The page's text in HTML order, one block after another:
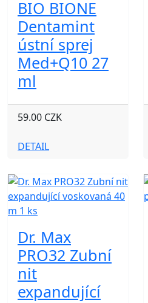
BIO BIONE
Dentamint
ústní sprej
Med+Q10 27
ml
59.00 CZK
DETAIL
Dr. Max
PRO32 Zubní
nit
expandující